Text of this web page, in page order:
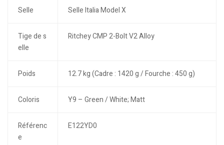
Selle Selle Italia Model X
Tige de s
elle
Ritchey CMP 2-Bolt V2 Alloy
Poids 12.7 kg (Cadre : 1420 g / Fourche : 450 g)
Coloris Y9 – Green / White; Matt
Référenc
e
E122YD0